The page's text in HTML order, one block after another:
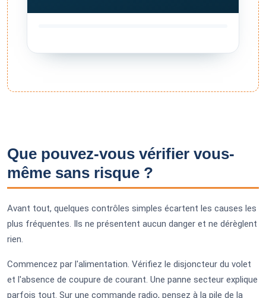
Que pouvez-vous vérifier vous-
même sans risque ?
Avant tout, quelques contrôles simples écartent les causes les
plus fréquentes. Ils ne présentent aucun danger et ne dérèglent
rien.
Commencez par l'alimentation. Vérifiez le disjoncteur du volet
et l'absence de coupure de courant. Une panne secteur explique
parfois tout. Sur une commande radio, pensez à la pile de la